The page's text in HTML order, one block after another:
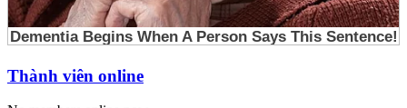
Thành viên online